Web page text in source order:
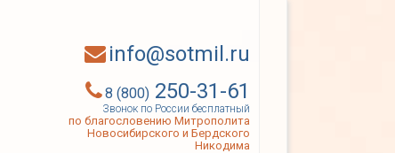
info@sotmil.ru
8 (800) 250-31-61
Звонок по России бесплатный
по благословению Митрополита
Новосибирского и Бердского
Никодима